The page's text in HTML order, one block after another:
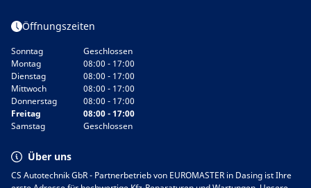
Öffnungszeiten
Sonntag
Geschlossen
Montag
08:00 - 17:00
Dienstag
08:00 - 17:00
Mittwoch
08:00 - 17:00
Donnerstag
08:00 - 17:00
Freitag
08:00 - 17:00
Samstag
Geschlossen
Über uns
CS Autotechnik GbR - Partnerbetrieb von EUROMASTER in Dasing ist Ihre